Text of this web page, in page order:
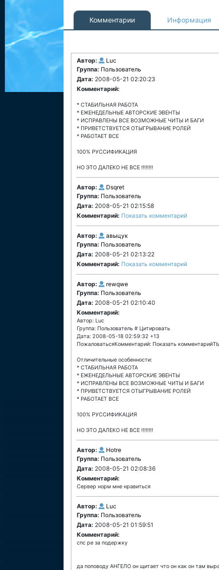
Комментарии Информация
Автор:
Luc
Группа: Пользователь
Дата: 2008-05-21 02:20:23
Комментарий:
* СТАБИЛЬНАЯ РАБОТА
* ЕЖЕНЕДЕЛЬНЫЕ АВТОРСКИЕ ЭВЕНТЫ
* ИСПРАВЛЕНЫ ВСЕ ВОЗМОЖНЫЕ ЧИТЫ И БАГИ
* ПРИВЕТСТВУЕТСЯ ОТЫГРЫВАНИЕ РОЛЕЙ
* РАБОТАЕТ ВСЕ
100% РУССИФИКАЦИЯ
НО ЭТО ДАЛЕКО НЕ ВСЕ !!!!!!!!
Автор:
Dsqret
Группа: Пользователь
Дата: 2008-05-21 02:15:58
Комментарий: Показать комментарий
Автор:
авыцук
Группа: Пользователь
Дата: 2008-05-21 02:13:22
Комментарий: Показать комментарий
Автор:
rewqwe
Группа: Пользователь
Дата: 2008-05-21 02:10:40
Комментарий:
Автор: Luc
Группа: Пользователь # Цитировать
Дата: 2008-05-18 02:59:32 +13
ПожаловатьсяКомментарий: Показать
Отличительные особенности:
* СТАБИЛЬНАЯ РАБОТА
* ЕЖЕНЕДЕЛЬНЫЕ АВТОРСКИЕ ЭВЕНТЫ
* ИСПРАВЛЕНЫ ВСЕ ВОЗМОЖНЫЕ ЧИТЫ И БАГИ
* ПРИВЕТСТВУЕТСЯ ОТЫГРЫВАНИЕ РОЛЕЙ
* РАБОТАЕТ ВСЕ
100% РУССИФИКАЦИЯ
НО ЭТО ДАЛЕКО НЕ ВСЕ !!!!!!!!
Автор:
Hotre
Группа: Пользователь
Дата: 2008-05-21 02:08:36
Комментарий:
Сервер норм мне нравиться
Автор:
Luc
Группа: Пользователь
Дата: 2008-05-21 01:59:51
Комментарий:
спс ре за подержку
да поповоду АНГЕЛО он щитает что он как он там